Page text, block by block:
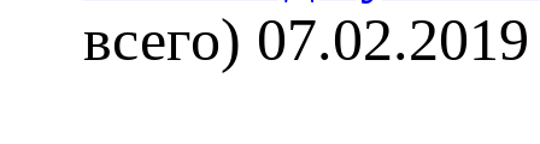
всего) 07.02.2019